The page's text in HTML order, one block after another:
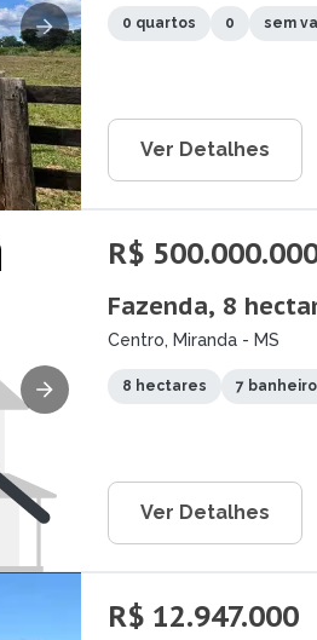
0 quartos 0 sem
Ver Detalhes
R$
Fazenda, 8
Centro, Miranda - MS
8 hectares 7
Ver Detalhes
R$ 12.947.000